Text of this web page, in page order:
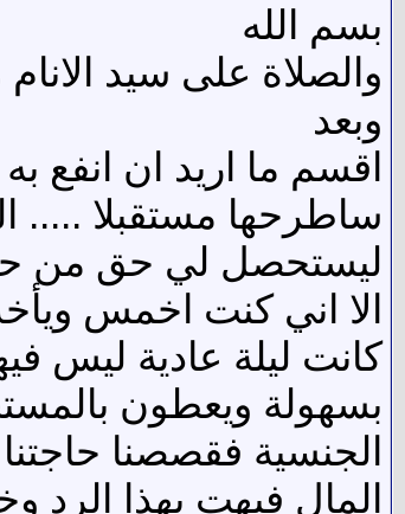
بسم الله
والصلاة على سيد
وبعد
اقسم ما اريد ان
ليستحصل لي حق من
الا اني كنت اخمس
كانت ليلة عادية ليس
بسهولة ويعطون
الجنسية فقصصنا
المال فبهت بهذا